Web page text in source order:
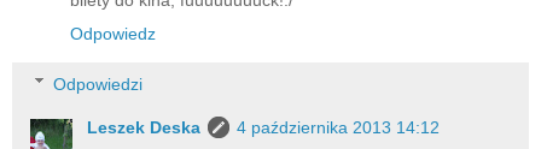
Odpowiedz
Odpowiedzi
Leszek Deska
4 października 2013 14:12